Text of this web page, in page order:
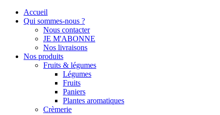
Accueil
Qui sommes-nous ?
Nous contacter
JE M'ABONNE
Nos livraisons
Nos produits
Fruits & légumes
Légumes
Fruits
Paniers
Plantes aromatiques
Crèmerie